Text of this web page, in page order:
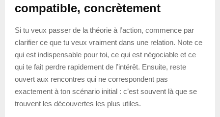
compatible, concrètement
Si tu veux passer de la théorie à l’action, commence par
clarifier ce que tu veux vraiment dans une relation. Note ce
qui est indispensable pour toi, ce qui est négociable et ce
qui te fait perdre rapidement de l’intérêt. Ensuite, reste
ouvert aux rencontres qui ne correspondent pas
exactement à ton scénario initial : c’est souvent là que se
trouvent les découvertes les plus utiles.